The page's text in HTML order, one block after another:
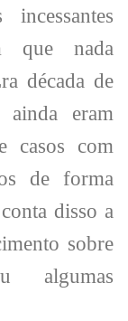
que nada
década de
eram
casos com
de forma
disso a
sobre
algumas